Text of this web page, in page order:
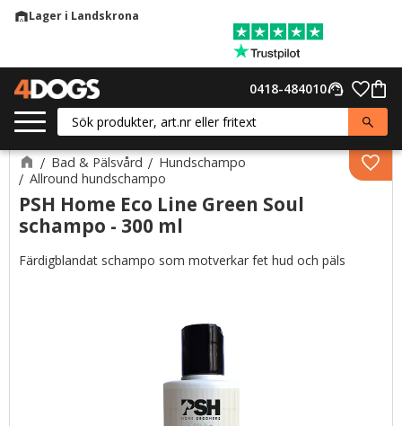
warehouseLager i Landskrona
support_agent
0418-484010
Bad & Pälsvård
Hundschampo
Allround hundschampo
PSH Home Eco Line Green Soul
schampo - 300 ml
Färdigblandat schampo som motverkar fet hud och päls